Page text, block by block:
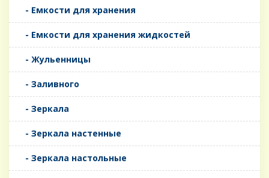
- Емкости для хранения
- Емкости для хранения жидкостей
- Жульенницы
- Заливного
- Зеркала
- Зеркала настенные
- Зеркала настольные